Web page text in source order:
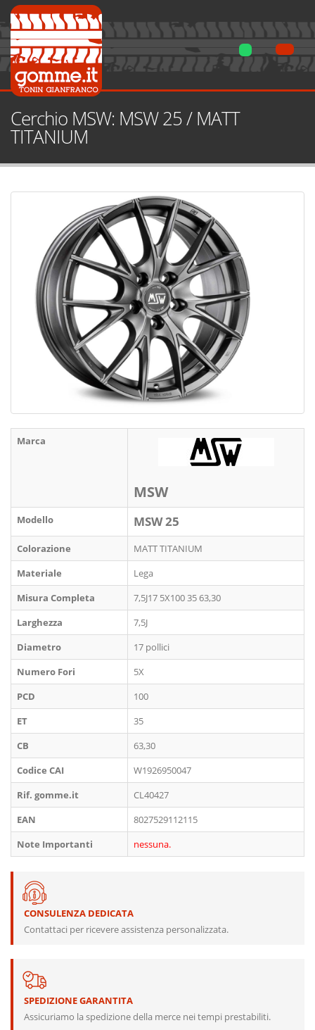
Cerchio MSW: MSW 25 / MATT
TITANIUM
Marca
MSW
Modello MSW 25
Colorazione
MATT TITANIUM
Materiale
Lega
Misura Completa
7,5J17 5X100 35 63,30
Larghezza
7,5J
Diametro
17 pollici
Numero Fori
5X
PCD
100
ET
35
CB
63,30
Codice CAI
W1926950047
Rif. gomme.it
CL40427
EAN
8027529112115
Note Importanti
nessuna.
CONSULENZA DEDICATA
Contattaci per ricevere assistenza personalizzata.
SPEDIZIONE GARANTITA
Assicuriamo la spedizione della merce nei tempi prestabiliti.